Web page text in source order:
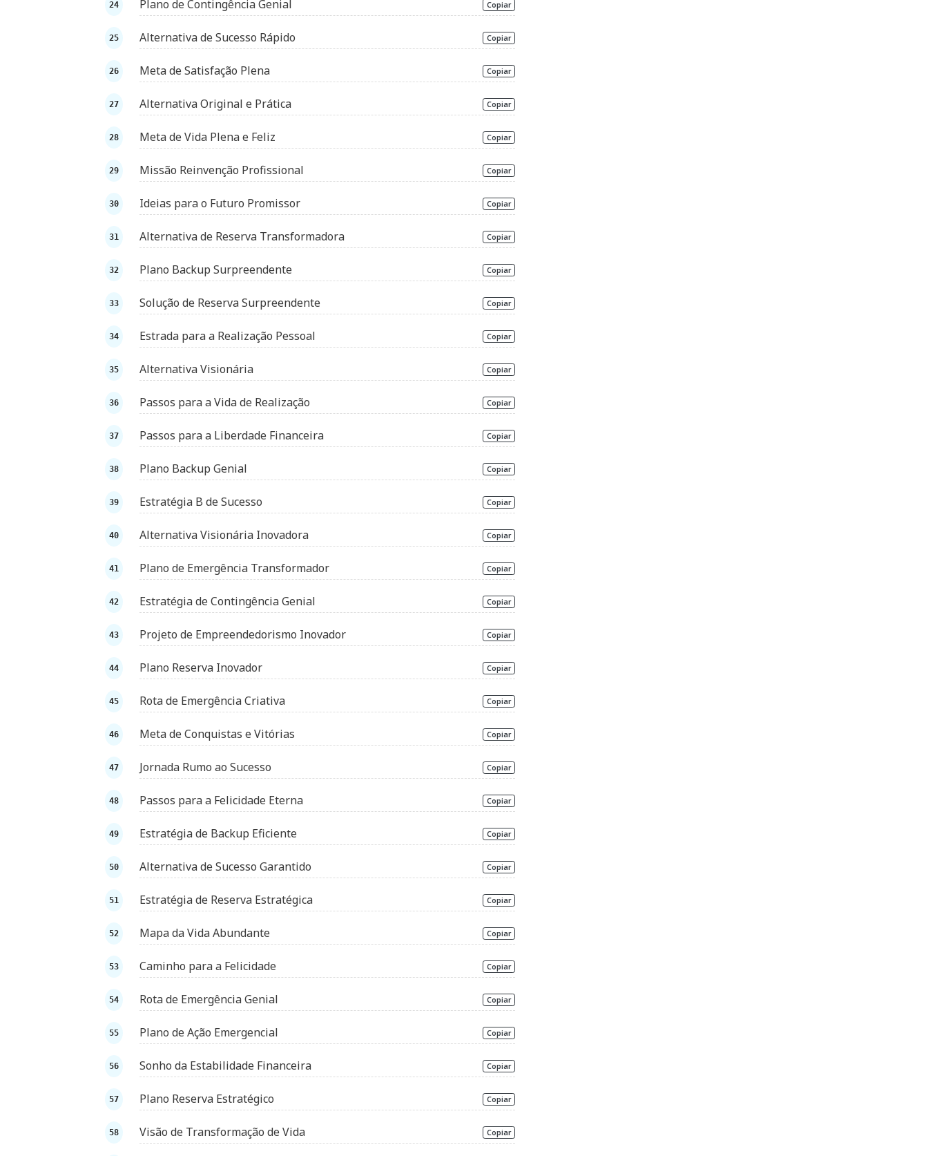
Plano de Contingência Genial Copiar
Alternativa de Sucesso Rápido Copiar
Meta de Satisfação Plena Copiar
Alternativa Original e Prática Copiar
Meta de Vida Plena e Feliz Copiar
Missão Reinvenção Profissional Copiar
Ideias para o Futuro Promissor Copiar
Alternativa de Reserva Transformadora Copiar
Plano Backup Surpreendente Copiar
Solução de Reserva Surpreendente Copiar
Estrada para a Realização Pessoal Copiar
Alternativa Visionária Copiar
Passos para a Vida de Realização Copiar
Passos para a Liberdade Financeira Copiar
Plano Backup Genial Copiar
Estratégia B de Sucesso Copiar
Alternativa Visionária Inovadora Copiar
Plano de Emergência Transformador Copiar
Estratégia de Contingência Genial Copiar
Projeto de Empreendedorismo Inovador Copiar
Plano Reserva Inovador Copiar
Rota de Emergência Criativa Copiar
Meta de Conquistas e Vitórias Copiar
Jornada Rumo ao Sucesso Copiar
Passos para a Felicidade Eterna Copiar
Estratégia de Backup Eficiente Copiar
Alternativa de Sucesso Garantido Copiar
Estratégia de Reserva Estratégica Copiar
Mapa da Vida Abundante Copiar
Caminho para a Felicidade Copiar
Rota de Emergência Genial Copiar
Plano de Ação Emergencial Copiar
Sonho da Estabilidade Financeira Copiar
Plano Reserva Estratégico Copiar
Visão de Transformação de Vida Copiar